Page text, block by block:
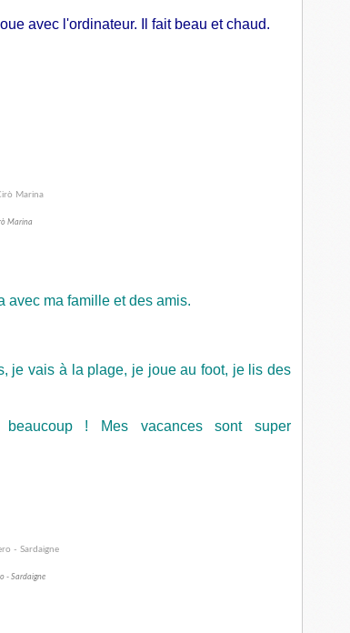
avec l'ordinateur. Il fait beau et chaud.
Marina
avec ma famille et des amis.
je vais à la plage, je joue au foot, je lis des
! Mes vacances sont super
- Sardaigne